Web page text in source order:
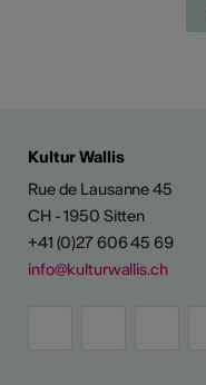
Kultur Wallis
Rue de Lausanne 45
CH - 1950 Sitten
+41 (0)27 606 45 69
info@kulturwallis.ch